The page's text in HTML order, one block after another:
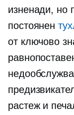
изненади, но
постоянен
от ключово
растеж и